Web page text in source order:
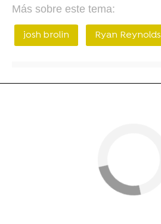
Más sobre este tema:
josh brolin Ryan Reynolds